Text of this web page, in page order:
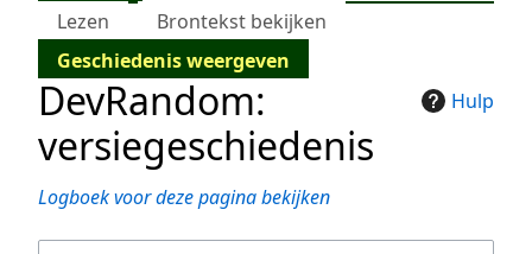
Lezen
Brontekst bekijken
Geschiedenis weergeven
Hulp
DevRandom:
versiegeschiedenis
Logboek voor deze pagina bekijken